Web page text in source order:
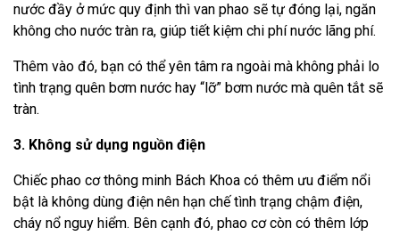
nước đầy ở mức quy định thì van phao sẽ tự đóng lại, ngăn
không cho nước tràn ra, giúp tiết kiệm chi phí nước lãng phí.
Thêm vào đó, bạn có thể yên tâm ra ngoài mà không phải lo
tình trạng quên bơm nước hay “lỡ” bơm nước mà quên tắt sẽ
tràn.
3. Không sử dụng nguồn điện
Chiếc phao cơ thông minh Bách Khoa có thêm ưu điểm nổi
bật là không dùng điện nên hạn chế tình trạng chậm điện,
cháy nổ nguy hiểm. Bên cạnh đó, phao cơ còn có thêm lớp